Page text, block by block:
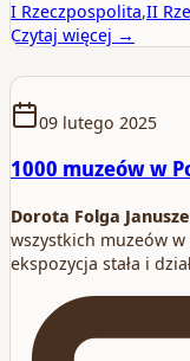
I Rzeczpospolita,II
Czytaj więcej →
09 lutego 2025
1000 muzeów w
Dorota Folga
wszystkich muzeów
ekspozycja stała i